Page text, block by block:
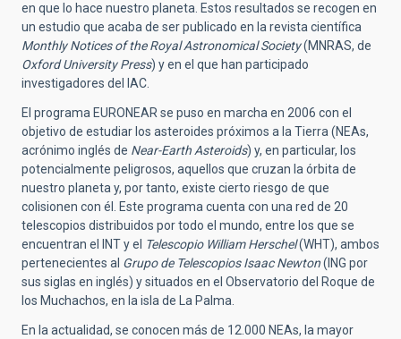
en que lo hace nuestro planeta. Estos resultados se recogen en
un estudio que acaba de ser publicado en la revista científica
Monthly Notices of the Royal Astronomical Society(MNRAS, de
Oxford University Press) y en el que han participado
investigadores del IAC.
El programa EURONEAR se puso en marcha en 2006 con el
objetivo de estudiar los asteroides próximos a la Tierra (NEAs,
acrónimo inglés de Near-Earth Asteroids) y, en particular, los
potencialmente peligrosos, aquellos que cruzan la órbita de
nuestro planeta y, por tanto, existe cierto riesgo de que
colisionen con él. Este programa cuenta con una red de 20
telescopios distribuidos por todo el mundo, entre los que se
encuentran el INT y el Telescopio William Herschel(WHT), ambos
pertenecientes al Grupo de Telescopios Isaac Newton(ING por
sus siglas en inglés) y situados en el Observatorio del Roque de
los Muchachos, en la isla de La Palma.
En la actualidad, se conocen más de 12.000 NEAs, la mayor